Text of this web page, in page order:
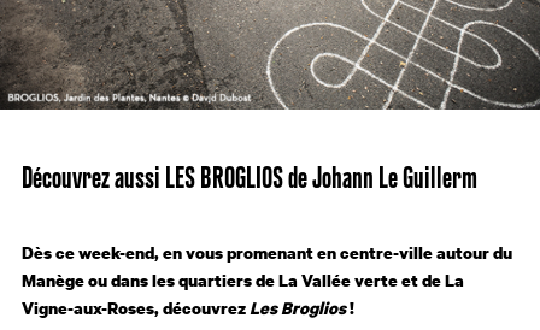
Découvrez aussi LES BROGLIOS de Johann Le Guillerm
Dès ce week-end, en vous promenant en centre-ville autour du
Manège ou dans les quartiers de La Vallée verte et de La
Vigne-aux-Roses, découvrez Les Broglios!